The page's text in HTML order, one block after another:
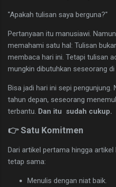
"Apakah tulisan saya berguna?"
Pertanyaan itu manusiawi.
memahami satu hal: Tulisan
membaca hari ini. Tetapi tulisan
mungkin dibutuhkan seseorang di
Bisa jadi hari ini sepi pengunjung.
tahun depan, seseorang
terbantu. Dan itu sudah cukup.
👉 Satu Komitmen
Dari artikel pertama hingga
tetap sama:
Menulis dengan niat baik.